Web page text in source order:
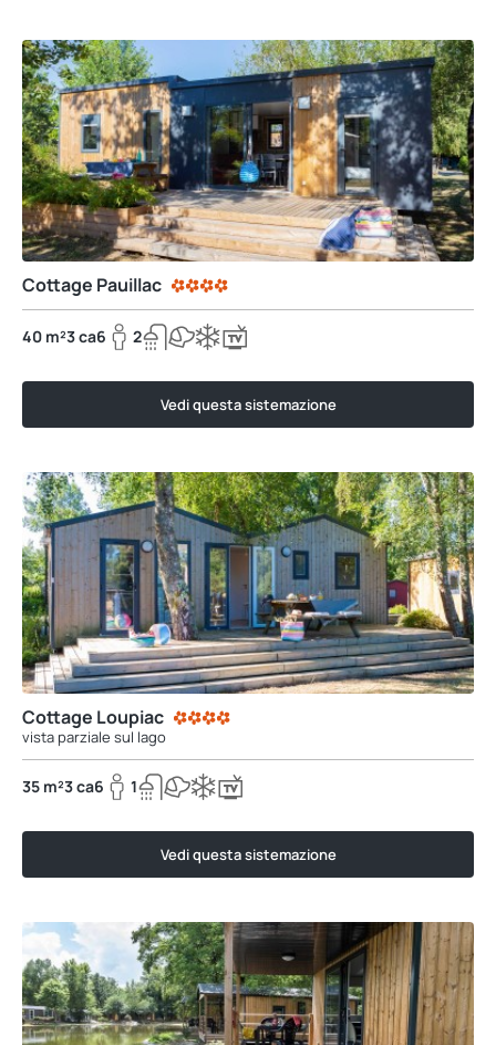
Cottage Pauillac
40 m²3 ca6 2
Vedi questa sistemazione
Cottage Loupiac
vista parziale sul lago
35 m²3 ca6 1
Vedi questa sistemazione